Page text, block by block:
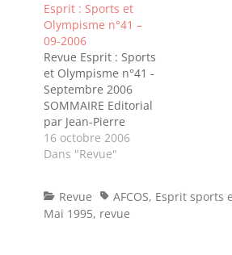
aux
expositionsPublicationsBrèves
- Candidatures
Olympiques en 2004
- FootballSydney
2000 par Marc
Boucher -
Mémorabilia - Jeux
OlympiquesLa
Télécarte : Nouveau
pour les
Organisations
Sportives par
Esprit : Sports et
Olympisme n°41 –
09-2006
Revue Esprit : Sports
et Olympisme n°41 -
Septembre 2006
SOMMAIRE Editorial
par Jean-Pierre
Picquot, Président
AFCOS Merci les
FootballLondres
2012 - Philatélie -
16 octobre 2006
Dans "Revue"
Categories
Revue TagsAFCOS, Esprit sports
Mai 1995, revue